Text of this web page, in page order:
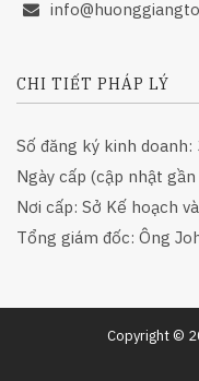
CHI TIẾT PHÁP LÝ
Số đăng ký kinh
Ngày cấp (cập nhật
Nơi cấp: Sở Kế hoạch
Tổng giám đốc: Ông
Copyright ©